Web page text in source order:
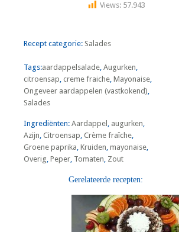
Views: 57.943
Recept categorie: Salades
Tags:aardappelsalade,Augurken,
citroensap,creme fraiche,Mayonaise,
Ongeveer aardappelen (vastkokend),
Salades
Ingrediënten:Aardappel , augurken,
Azijn,Citroensap,Crème fraîche,
Groene paprika,Kruiden,mayonaise,
Overig,Peper, Tomaten, Zout
Gerelateerde recepten: